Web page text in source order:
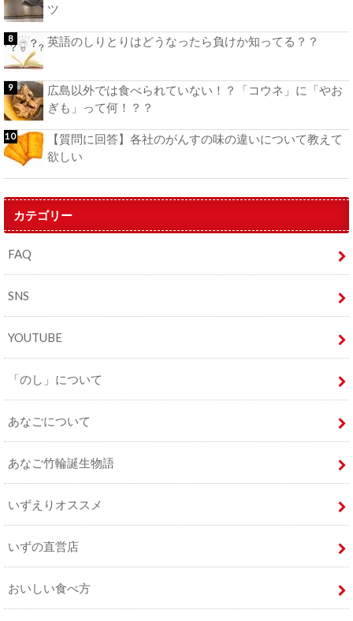
ツ
英語のしりとりはどうなったら負けか知ってる？？
広島以外では食べられていない！？「コウネ」に「やお
ぎも」って何！？？
【質問に回答】各社のがんすの味の違いについて教えて
欲しい
カテゴリー
FAQ
SNS
YOUTUBE
「のし」について
あなごについて
あなご竹輪誕生物語
いずえりオススメ
いずの直営店
おいしい食べ方